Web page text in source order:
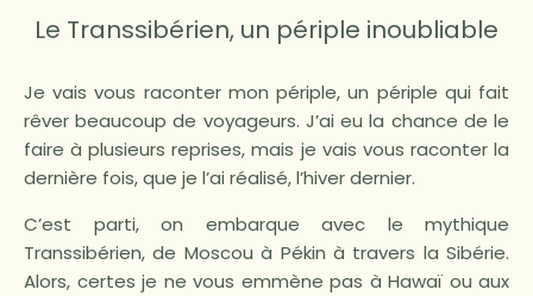
Le Transsibérien, un périple inoubliable
Je vais vous raconter mon périple, un périple qui fait
rêver beaucoup de voyageurs. J’ai eu la chance de le
faire à plusieurs reprises, mais je vais vous raconter la
dernière fois, que je l’ai réalisé, l’hiver dernier.
C’est parti, on embarque avec le mythique
Transsibérien, de Moscou à Pékin à travers la Sibérie.
Alors, certes je ne vous emmène pas à Hawaï ou aux